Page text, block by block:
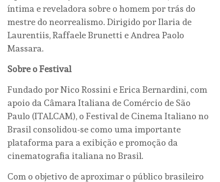
íntima e reveladora sobre o homem por trás do
mestre do neorrealismo. Dirigido por Ilaria de
Laurentiis, Raffaele Brunetti e Andrea Paolo
Massara.
Sobre o Festival
Fundado por Nico Rossini e Erica Bernardini, com
apoio da Câmara Italiana de Comércio de São
Paulo (ITALCAM), o Festival de Cinema Italiano no
Brasil consolidou-se como uma importante
plataforma para a exibição e promoção da
cinematografia italiana no Brasil.
Com o objetivo de aproximar o público brasileiro